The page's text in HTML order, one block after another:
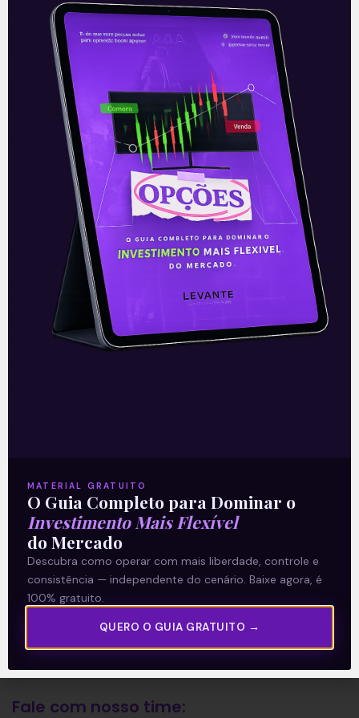
Twitter: números do 4T20
O Twitter (TWTR/TWTR34) apresentou
nesta segunda-feira (09), após o
fechamento do mercado, o resultado do
quarto trimestre de 2020. Apesar de um
momento político conturbado,
Leia mais
10/02/2021
Política de Privacidade
Explore
Artigos
E Eu Com Isso?
Vídeos no Youtube
Manuais de Investimento
Fale com nosso time:
MATERIAL GRATUITO
O Guia Completo para Dominar o
Investimento Mais Flexível
do Mercado
Descubra como operar com mais liberdade, controle e
consistência — independente do cenário. Baixe agora, é
100% gratuito.
QUERO O GUIA GRATUITO →